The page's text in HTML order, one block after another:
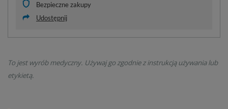
Bezpieczne zakupy
Udostępnij
To jest wyrób medyczny. Używaj go zgodnie z instrukcją używania lub
etykietą.